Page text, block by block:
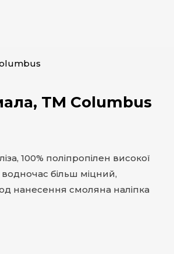
ТМ Columbus
100% поліпропілен високої
більш міцний,
нанесення смоляна наліпка